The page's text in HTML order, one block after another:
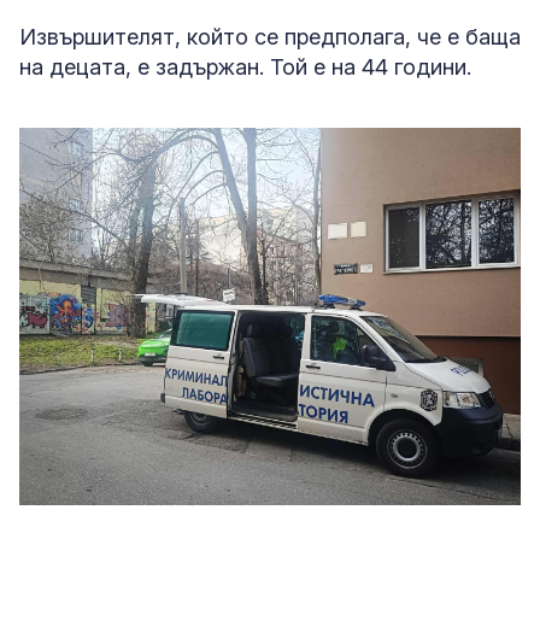
Извършителят, който се предполага, че е баща
на децата, е задържан. Той е на 44 години.